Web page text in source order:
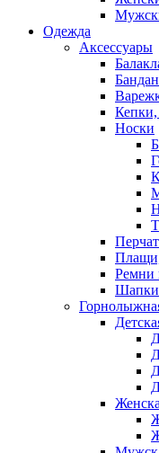
Одежда
Аксессуары
Носки
Ремни
Шапки